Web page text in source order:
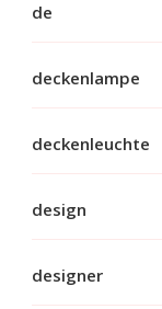
de
deckenlampe
deckenleuchte
design
designer